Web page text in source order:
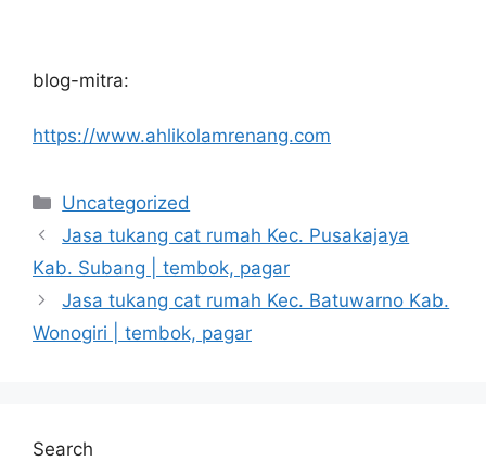
blog-mitra:
https://www.ahlikolamrenang.com
Categories
Uncategorized
Jasa tukang cat rumah Kec. Pusakajaya
Kab. Subang | tembok, pagar
Jasa tukang cat rumah Kec. Batuwarno Kab.
Wonogiri | tembok, pagar
Search